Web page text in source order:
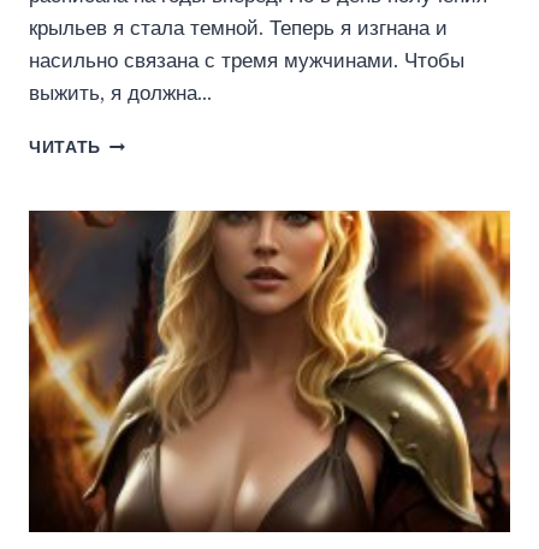
крыльев я стала темной. Теперь я изгнана и
насильно связана с тремя мужчинами. Чтобы
выжить, я должна…
ЧИТАТЬ ТРИ
ИЗГНАННОЙ
ТЬМУ
ШЕГАН)